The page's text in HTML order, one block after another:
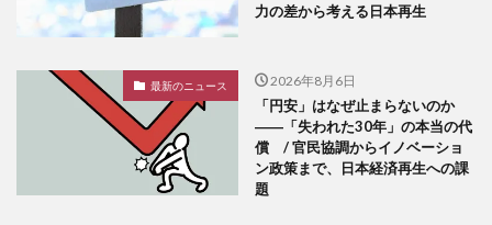
力の差から考える日本再生
最新のニュース 2026年8月6日
「円安」はなぜ止まらないのか
――「失われた30年」の本当の代
償 / 官民協調からイノベーショ
ン政策まで、日本経済再生への課
題